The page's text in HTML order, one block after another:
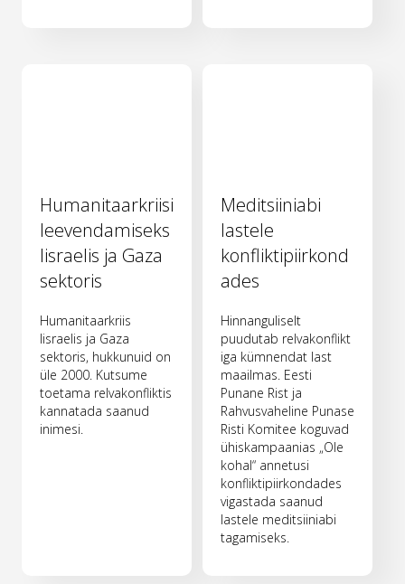
Humanitaarkriisi
leevendamiseks
Iisraelis ja Gaza
sektoris
Humanitaarkriis
Iisraelis ja Gaza
sektoris, hukkunuid on
üle 2000. Kutsume
toetama relvakonfliktis
kannatada saanud
inimesi.
Meditsiiniabi
lastele
konfliktipiirkond
ades
Hinnanguliselt
puudutab relvakonflikt
iga kümnendat last
maailmas. Eesti
Punane Rist ja
Rahvusvaheline Punase
Risti Komitee koguvad
ühiskampaanias „Ole
kohal“ annetusi
konfliktipiirkondades
vigastada saanud
lastele meditsiiniabi
tagamiseks.